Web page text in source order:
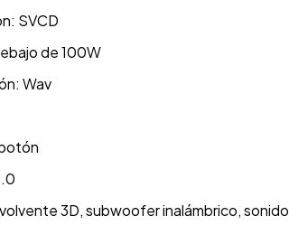
SVCD
de 100W
Wav
3D, subwoofer inalámbrico, sonido